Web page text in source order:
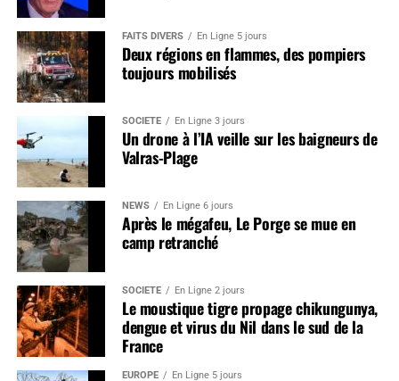
FAITS DIVERS En Ligne 5 jours
Deux régions en flammes, des pompiers
toujours mobilisés
SOCIÉTÉ En Ligne 3 jours
Un drone à l’IA veille sur les baigneurs de
Valras-Plage
NEWS En Ligne 6 jours
Après le mégafeu, Le Porge se mue en
camp retranché
SOCIÉTÉ En Ligne 2 jours
Le moustique tigre propage chikungunya,
dengue et virus du Nil dans le sud de la
France
EUROPE En Ligne 5 jours